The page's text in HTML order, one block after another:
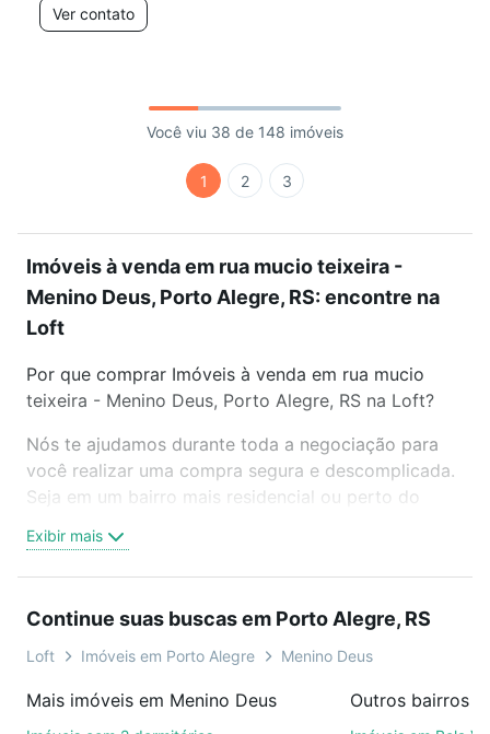
Ver contato
Você viu 38 de 148 imóveis
1 2 3
Imóveis à venda em rua mucio teixeira -
Menino Deus, Porto Alegre, RS: encontre na
Loft
Por que comprar Imóveis à venda em rua mucio
teixeira - Menino Deus, Porto Alegre, RS na Loft?
Nós te ajudamos durante toda a negociação para
você realizar uma compra segura e descomplicada.
Seja em um bairro mais residencial ou perto do
oferta ideal de Imóveis à venda em rua mucio
teixeira - Menino Deus, Porto Alegre, RS para
ou por videochamada, é grátis, sem compromisso e
você ainda conta com mais de 46 mil corretores e
de imóveis.
Exibir mais
Continue suas buscas em Porto Alegre, RS
Loft Imóveis em Porto Alegre Menino Deus
Mais imóveis em Menino Deus